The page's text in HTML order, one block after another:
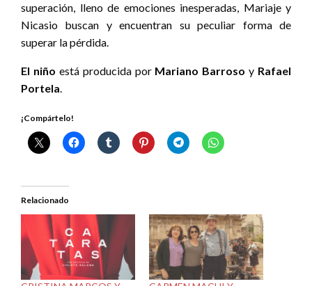
superación, lleno de emociones inesperadas, Mariaje y
Nicasio buscan y encuentran su peculiar forma de
superar la pérdida.
El niño está producida por Mariano Barrosoy Rafael
Portela.
¡Compártelo!
Relacionado